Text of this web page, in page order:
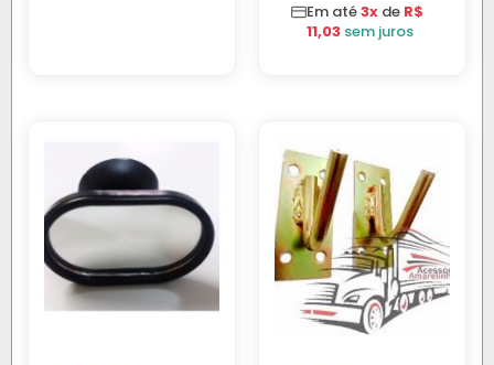
Em até3x de R$
11,03 sem juros